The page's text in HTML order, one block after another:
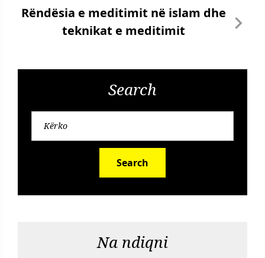
Rëndësia e meditimit në islam dhe
teknikat e meditimit
Search
Search
Na ndiqni